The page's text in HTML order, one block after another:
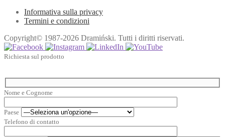
Informativa sulla privacy
Termini e condizioni
Copyright© 1987-2026 Dramiński. Tutti i diritti riservati.
Richiesta sul prodotto
Nome e Cognome
Paese
Telefono di contatto